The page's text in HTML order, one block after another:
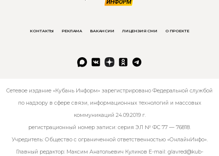
КОНТАКТЫ РЕКЛАМА ВАКАНСИИ ЛИЦЕНЗИЯ СМИ О ПРОЕКТЕ
Сетевое издание «Кубань Информ» зарегистрировано Федеральной службой
по надзору в сфере связи, информационных технологий и массовых
коммуникаций 24.09.2019 г.
регистрационный номер записи: серия ЭЛ № ФС 77 — 76818.
Учредитель: Общество с ограниченной ответственностью «ОнлайнИнфо».
Главный редактор: Максим Анатольевич Куликов E-mail: glavred@kub-